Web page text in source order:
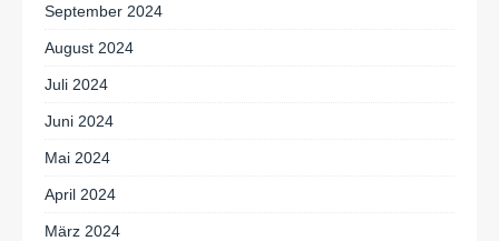
September 2024
August 2024
Juli 2024
Juni 2024
Mai 2024
April 2024
März 2024